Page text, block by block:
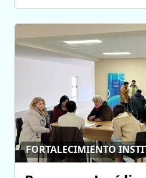
FORTALECIMIENTO